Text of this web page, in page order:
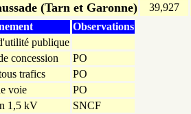
(Tarn et Garonne)
39,927
Observations
publique
concession
PO
trafics
PO
voie
PO
1,5 kV
SNCF